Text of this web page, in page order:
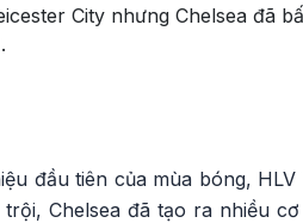
City nhưng Chelsea đã
đầu tiên của mùa bóng,
Chelsea đã tạo ra nhiều